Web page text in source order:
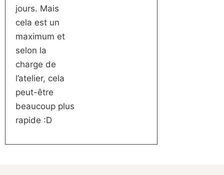
jours. Mais
cela est un
maximum et
selon la
charge de
l’atelier, cela
peut-être
beaucoup plus
rapide :D